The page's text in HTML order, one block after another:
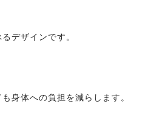
デザインです。
身体への負担を減らします。